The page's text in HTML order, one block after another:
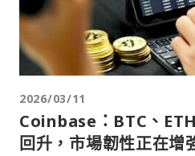
2026/03/11
Coinbase：BTC、
回升，市場韌性正在增